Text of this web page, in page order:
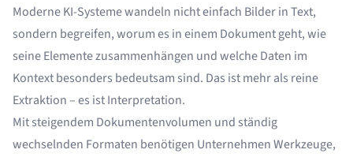
Moderne KI-Systeme wandeln nicht einfach Bilder in Text,
sondern begreifen, worum es in einem Dokument geht, wie
seine Elemente zusammenhängen und welche Daten im
Kontext besonders bedeutsam sind. Das ist mehr als reine
Extraktion – es ist Interpretation.
Mit steigendem Dokumentenvolumen und ständig
wechselnden Formaten benötigen Unternehmen Werkzeuge,